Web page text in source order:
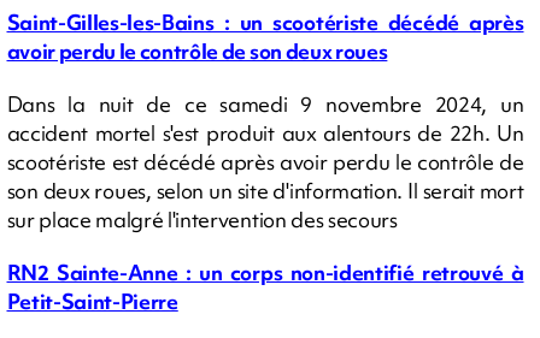
Saint-Gilles-les-Bains : un scootériste décédé après
avoir perdu le contrôle de son deux roues
Dans la nuit de ce samedi 9 novembre 2024, un
accident mortel s'est produit aux alentours de 22h. Un
scootériste est décédé après avoir perdu le contrôle de
son deux roues, selon un site d'information. Il serait mort
sur place malgré l'intervention des secours
RN2 Sainte-Anne : un corps non-identifié retrouvé à
Petit-Saint-Pierre